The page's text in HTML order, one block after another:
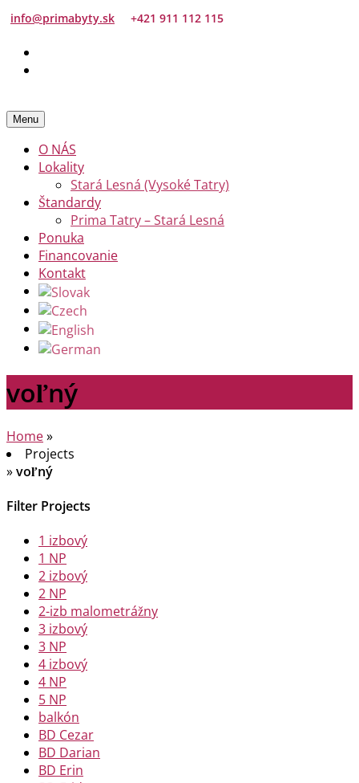
info@primabyty.sk +421 911 112 115
Menu
O NÁS
Lokality
Stará Lesná (Vysoké Tatry)
Štandardy
Prima Tatry – Stará Lesná
Ponuka
Financovanie
Kontakt
voľný
Home»
Projects
»voľný
Filter Projects
1 izbový
1 NP
2 izbový
2 NP
2-izb malometrážny
3 izbový
3 NP
4 izbový
4 NP
5 NP
balkón
BD Cezar
BD Darian
BD Erin